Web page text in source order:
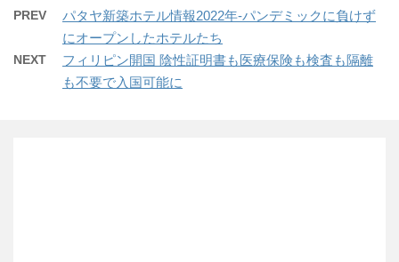
PREV
パタヤ新築ホテル情報2022年-パンデミックに負けず
にオープンしたホテルたち
NEXT
フィリピン開国 陰性証明書も医療保険も検査も隔離
も不要で入国可能に